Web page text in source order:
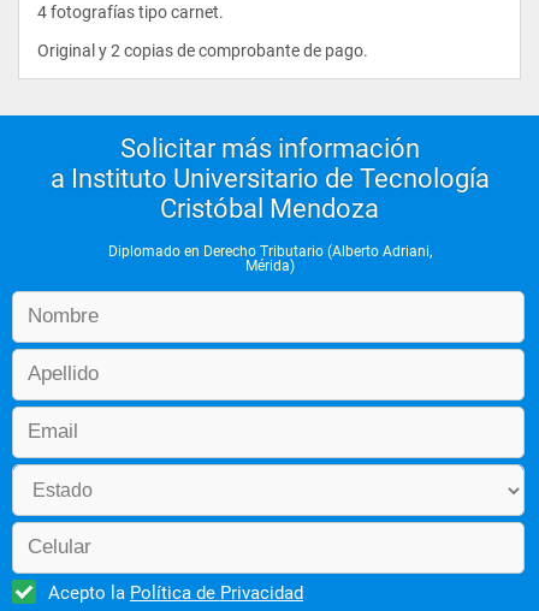
4 fotografías tipo carnet.
Original y 2 copias de comprobante de pago.
Solicitar más información
a Instituto Universitario de Tecnología
Cristóbal Mendoza
Diplomado en Derecho Tributario (Alberto Adriani,
Mérida)
Acepto la Política de Privacidad